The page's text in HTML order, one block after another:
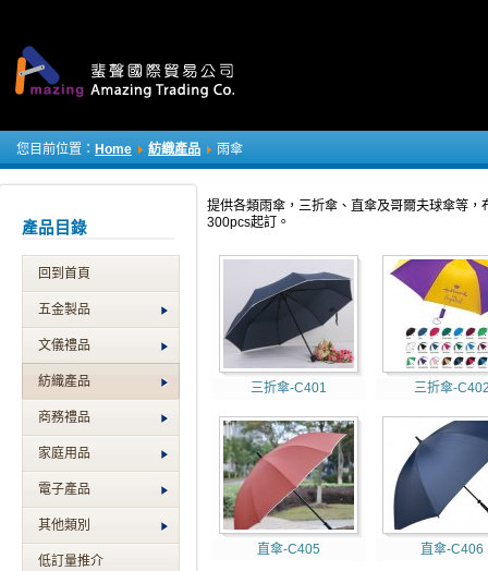
您目前位置： Home 紡織產品 雨傘
產品目錄
回到首頁
五金製品
文儀禮品
紡織產品
商務禮品
家庭用品
電子產品
其他類別
低訂量推介
提供各類雨傘，三折傘、直傘及哥爾夫球傘等
300pcs起訂。
三折傘-C401 三折傘-
直傘-C405 直傘-C406